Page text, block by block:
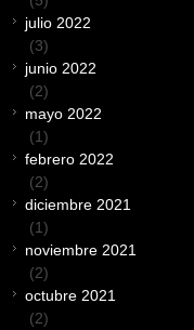
julio 2022
(3)
junio 2022
(2)
mayo 2022
(1)
febrero 2022
(2)
diciembre 2021
(1)
noviembre 2021
(2)
octubre 2021
(2)